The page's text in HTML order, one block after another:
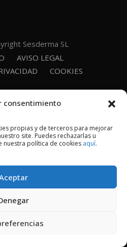
consentimiento
propias y de terceros para mejorar
site. Puedes rechazarlas u
nuestra política de cookies aquí.
Sesderma SL
AVISO LEGAL
COOKIES